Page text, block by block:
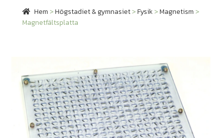
Hem >Högstadiet & gymnasiet>Fysik>Magnetism >
Magnetfältsplatta